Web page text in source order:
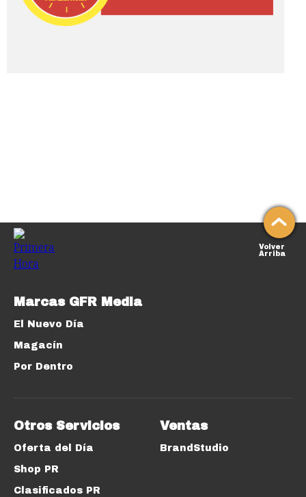
Volver
Arriba
Marcas GFR Media
El Nuevo Día
Magacín
Por Dentro
Otros Servicios
Oferta del Día
Shop PR
Clasificados PR
Ventas
BrandStudio